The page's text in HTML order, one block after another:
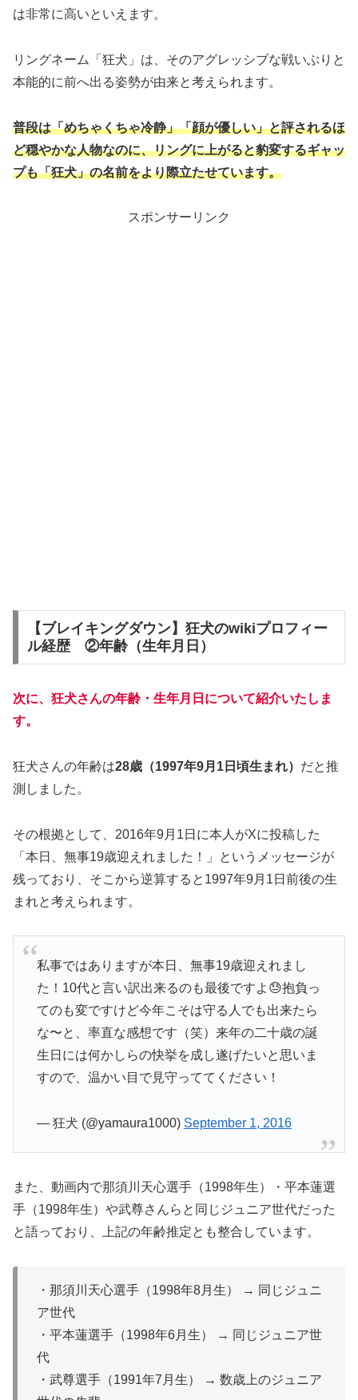
は非常に高いといえます。
リングネーム「狂犬」は、そのアグレッシブな戦いぶりと
本能的に前へ出る姿勢が由来と考えられます。
普段は「めちゃくちゃ冷静」「顔が優しい」と評されるほ
ど穏やかな人物なのに、リングに上がると豹変するギャッ
プも「狂犬」の名前をより際立たせています。
スポンサーリンク
【ブレイキングダウン】狂犬のwikiプロフィー
ル経歴 ②年齢（生年月日）
次に、狂犬さんの年齢・生年月日について紹介いたしま
す。
狂犬さんの年齢は28歳（1997年9月1日頃生まれ） だと推
測しました。
その根拠として、2016年9月1日に本人がXに投稿した
「本日、無事19歳迎えれました！」というメッセージが
残っており、そこから逆算すると1997年9月1日前後の生
まれと考えられます。
私事ではありますが本日、無事19歳迎えれまし
た！10代と言い訳出来るのも最後ですよ😓抱負っ
てのも変ですけど今年こそは守る人でも出来たら
な〜と、率直な感想です（笑）来年の二十歳の誕
生日には何かしらの快挙を成し遂げたいと思いま
すので、温かい目で見守っててください！
— 狂犬 (@yamaura1000) September 1, 2016
また、動画内で那須川天心選手（1998年生）・平本蓮選
手（1998年生）や武尊さんらと同じジュニア世代だった
と語っており、上記の年齢推定とも整合しています。
・那須川天心選手（1998年8月生） → 同じジュニ
ア世代
・平本蓮選手（1998年6月生） → 同じジュニア世
代
・武尊選手（1991年7月生） → 数歳上のジュニア